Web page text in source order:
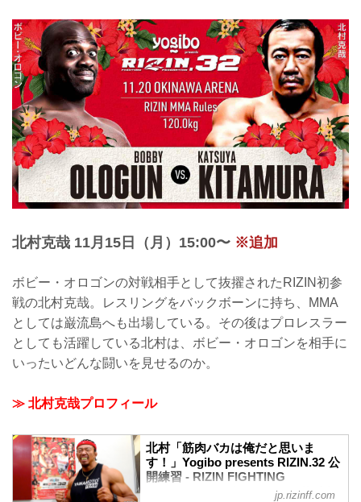
RIZIN.32へ出場するRENAが都内で練習
を公開した。
昨年9月のRIZIN.24以来、約1年ぶりの試
合となるジョシカクの絶対女王・
RENA。今回は、RIZIN初上陸となる沖縄
の地で、山本美憂と約5年ぶりの再戦とな
る。初戦はお互いにMMA経験が少ない中
での闘いであったが、今回は5年の歳月を
経て成長した二人がどのような試合を繰
り広げるのか、注目が集まる。
公開練習では、2分間の打ち込みとグラッ
プリングスパーを披露。その後、イン
タ...
北村克哉 11月15日（月）15:00〜 ※追加
ボビー・オロゴンの対戦相手として抜擢されたRIZIN初参
戦の北村克哉。レスリングをバックボーンに持ち、MMA
としては巌流島へも出場している。その後はプロレスラー
としても活躍している北村は、ボビー・オロゴンを相手に
いったいどんな闘いを見せるのか。
≫ 北村克哉プロフィール
北村「筋肉バカは俺だと思いま
す！」Yogibo presents RIZIN.32 公
開練習 - RIZIN FIGHTING
FEDERATION オフィシャルサイト
jp.rizinff.com